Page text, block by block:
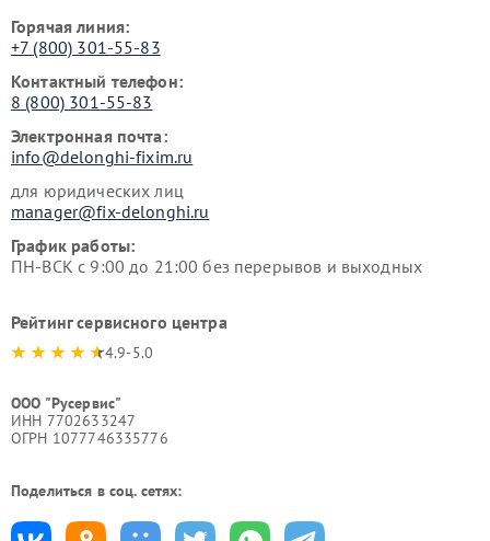
Горячая линия:
+7 (800) 301-55-83
Контактный телефон:
8 (800) 301-55-83
Электронная почта:
info@delonghi-fixim.ru
для юридических лиц
manager@fix-delonghi.ru
График работы:
ПН-ВСК с 9:00 до 21:00 без перерывов и выходных
Рейтинг сервисного центра
4.9-5.0
ООО "Русервис"
ИНН 7702633247
ОГРН 1077746335776
Поделиться в соц. сетях: